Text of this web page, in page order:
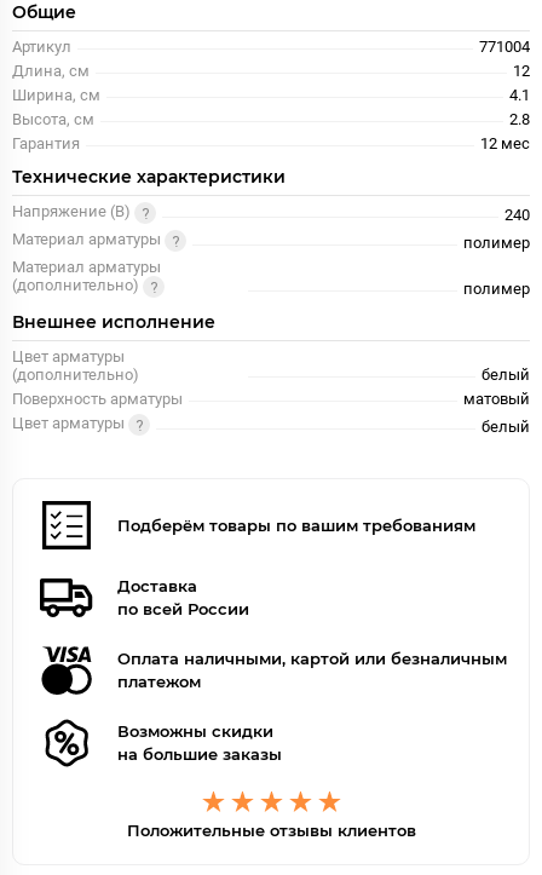
Общие
Артикул
771004
Длина, см
12
Ширина, см
4.1
Высота, см
2.8
Гарантия
12 меc
Технические характеристики
Напряжение (В)
240
Материал арматуры
полимер
Материал арматуры
(дополнительно)
полимер
Внешнее исполнение
Цвет арматуры
(дополнительно)
белый
Поверхность арматуры
матовый
Цвет арматуры
белый
Подберём товары по вашим требованиям
Доставка
по всей России
Оплата наличными, картой или безналичным
платежом
Возможны скидки
на большие заказы
Положительные отзывы клиентов